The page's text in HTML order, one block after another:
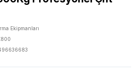
Ekipmanları